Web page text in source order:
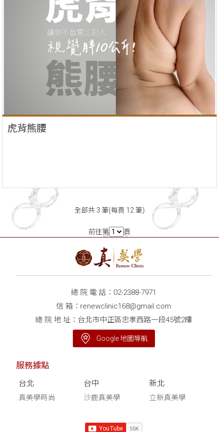
虎背熊腰
全部共 3 筆(每頁 12 筆)
前往第 頁
總 院 電 話： 02-2388-7971
信 箱： renewclinic168@gmail.com
總 院 地 址：台北市中正區忠孝西路一段45號2樓
Google 地圖導航
服務據點
台北
真美學時尚
台中
沙鹿真美學
新北
立新真美學